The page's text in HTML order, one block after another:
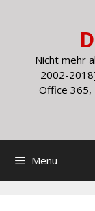
Nicht mehr
2002-
Office 365,
Menu